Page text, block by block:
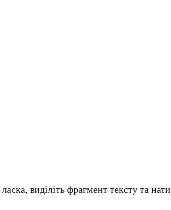
виділіть фрагмент тексту та